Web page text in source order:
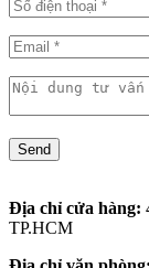
Send
Địa chỉ cửa hàng:
TP.HCM